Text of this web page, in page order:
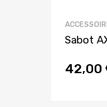
Sabot
42,00